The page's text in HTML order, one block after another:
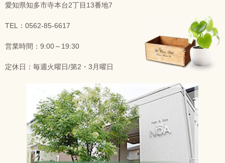
愛知県知多市寺本台2丁目13番地7
TEL：0562-85-6617
営業時間：9:00～19:30
定休日：毎週火曜日/第2・3月曜日